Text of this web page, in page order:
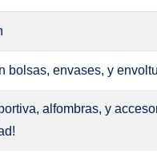
bolsas, envases, y
alfombras, y